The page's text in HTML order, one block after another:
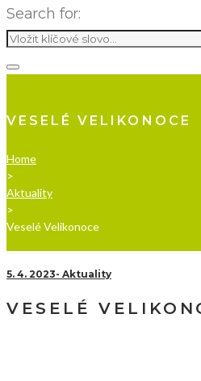
Search for:
VESELÉ VELIKONOCE
Home
>
Aktuality
>
Veselé Velikonoce
5. 4. 2023 Aktuality
VESELÉ